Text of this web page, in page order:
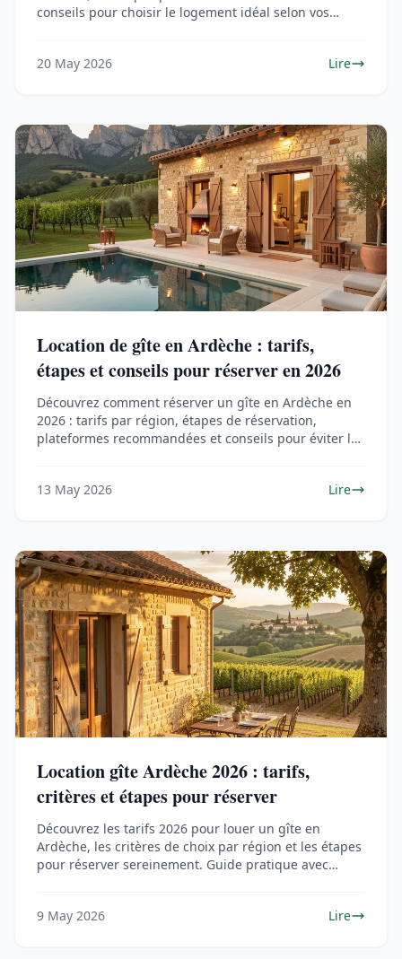
conseils pour choisir le logement idéal selon vos
20 May 2026
Lire
Location de gîte en Ardèche : tarifs,
étapes et conseils pour réserver en 2026
Découvrez comment réserver un gîte en Ardèche en
2026 : tarifs par région, étapes de réservation,
plateformes recommandées et conseils pour éviter les
13 May 2026
Lire
Location gîte Ardèche 2026 : tarifs,
critères et étapes pour réserver
Découvrez les tarifs 2026 pour louer un gîte en
Ardèche, les critères de choix par région et les étapes
pour réserver sereinement. Guide pratique avec
9 May 2026
Lire